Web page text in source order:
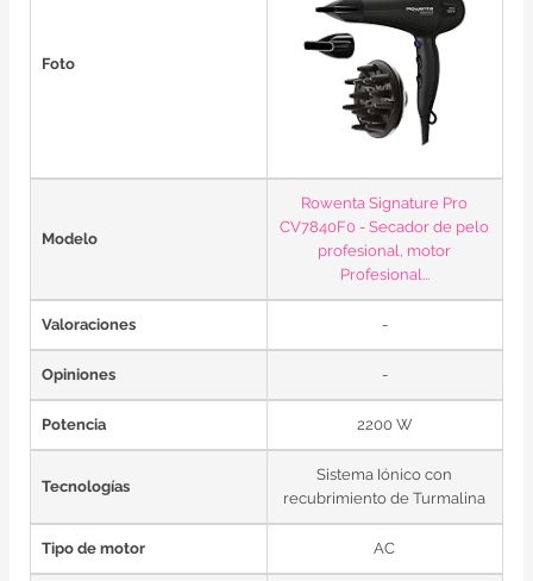
Foto
Modelo
Rowenta Signature Pro
CV7840F0 - Secador de pelo
profesional, motor
Profesional...
Valoraciones -
Opiniones -
Potencia 2200 W
Tecnologías
Sistema Iónico con
recubrimiento de Turmalina
Tipo de motor AC